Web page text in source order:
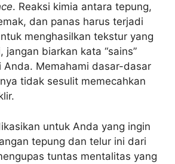
. Reaksi kimia antara tepung,
dan panas harus terjadi
menghasilkan tekstur yang
jangan biarkan kata “sains”
Anda. Memahami dasar-dasar
tidak sesulit memecahkan
untuk Anda yang ingin
tepung dan telur ini dari
tuntas mentalitas yang